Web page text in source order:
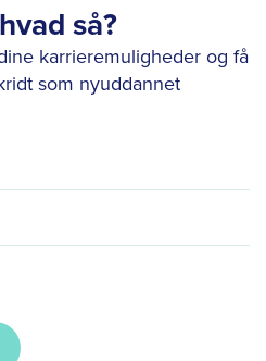
så?
karrieremuligheder og få
som nyuddannet